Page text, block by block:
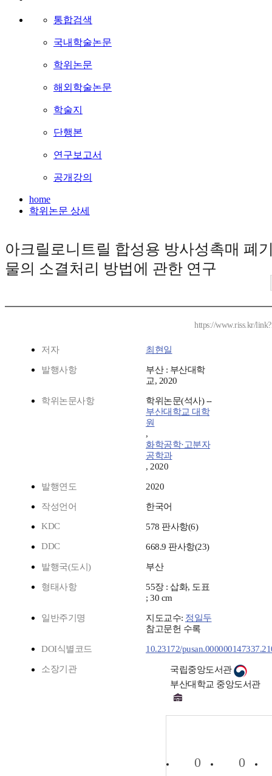
통합검색
국내학술논문
학위논문
해외학술논문
학술지
단행본
연구보고서
공개강의
home
학위논문 상세
아크릴로니트릴 합성용 방사성촉매 폐
물의 소결처리 방법에 관한 연구
https://www.riss.kr/
저자 최현일
발행사항
부산 : 부산대학
교, 2020
학위논문사항
학위논문(석사) --
부산대학교 대학
원
,
화학공학·고분자
공학과
, 2020
발행연도 2020
작성언어
한국어
KDC
578 판사항(6)
DDC
668.9 판사항(23)
발행국(도시) 부산
형태사항
55장 : 삽화, 도표
; 30 cm
일반주기명 지도교수: 정일두
참고문헌 수록
DOI식별코드 10.23172/
소장기관
국립중앙도서관
부산대학교 중앙도서관
0 0